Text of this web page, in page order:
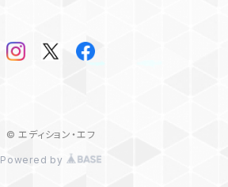
© エディション・エフ
Powered by